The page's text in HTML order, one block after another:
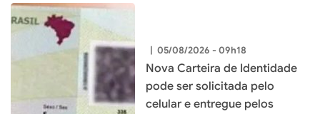
| 05/08/2026 - 09h18
Nova Carteira de Identidade
pode ser solicitada pelo
celular e entregue pelos